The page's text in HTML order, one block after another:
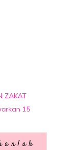
ZAKAT
15